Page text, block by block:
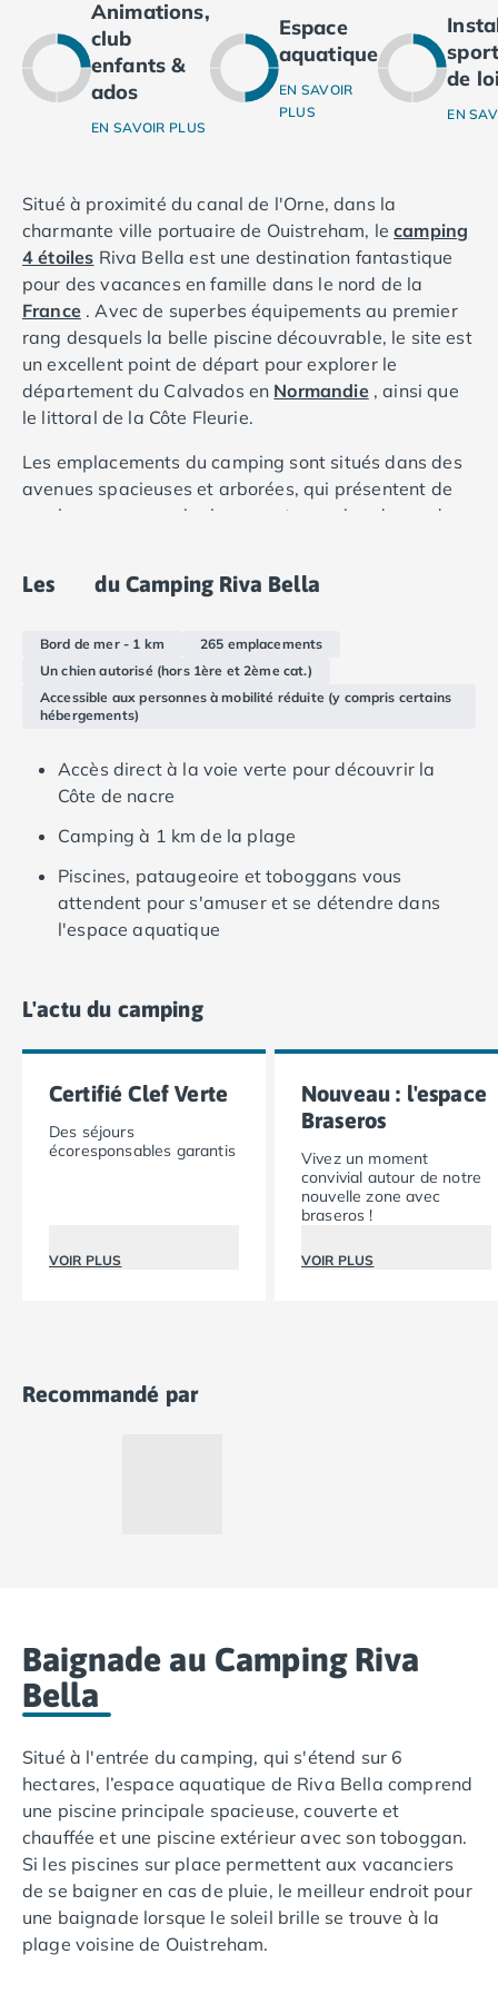
Camping Ardennes
Camping Corse
Camping Corse-du-Sud
Camping Bonifacio
Camping Porto Vecchio
Camping Saint-Florent
Camping Franche-Comté
Camping Doubs
Camping Jura
Camping Clairvaux-les-Lacs
Camping Haute-Normandie
Camping Eure
Camping Ile-de-France
Camping Essonne
Camping Val d'Oise
Camping Val-de-Marne
Camping Gruissan
Camping Narbonne-Plage
Camping Aigues-Mortes
Camping Grau-du-Roi
Camping Hérault
Camping Agde
Camping La Grande Motte
Camping Marseillan-Plage
Camping Montpellier
Camping Palavas-les-Flots
Camping Vias-Plage
Camping Argelès-sur-Mer
Camping Canet-en-Roussillon
Camping Le Barcarès
Camping Perpignan
Camping Lorraine
Camping Nant
Camping Boulogne-sur-Mer
Camping Le Portel
Camping Le Touquet
Camping Pays de la Loire
Camping Loire-Atlantique
Camping Guerande
Camping La Baule-Escoublac
Camping La Turballe
Camping Nantes
Camping Pornic
Camping Pornichet
Animations,
club
enfants &
ados
EN SAVOIR PLUS
Espace
aquatique
EN SAVOIR
PLUS
de
EN
Situé à proximité du canal de l'Orne, dans la
charmante ville portuaire de Ouistreham, lecamping
4 étoiles Riva Bella est une destination fantastique
pour des vacances en famille dans le nord de la
France. Avec de superbes équipements au premier
rang desquels la belle piscine découvrable, le site est
un excellent point de départ pour explorer le
département du Calvados en Normandie, ainsi que
le littoral de la Côte Fleurie.
Les emplacements du camping sont situés dans des
avenues spacieuses et arborées, qui présentent de
nombreuses zones herbeuses et une abondance de
séjour privé et paisible dans le confort de nos mobil-
d'équipements utiles.
Les du Camping Riva Bella
Bord de mer - 1 km
265 emplacements
Un chien autorisé (hors 1ère et 2ème cat.)
Accessible aux personnes à mobilité réduite (y compris certains
hébergements)
Accès direct à la voie verte pour découvrir la
Côte de nacre
Camping à 1 km de la plage
Piscines, pataugeoire et toboggans vous
attendent pour s'amuser et se détendre dans
l'espace aquatique
L'actu du camping
Certifié Clef Verte
Des séjours
écoresponsables garantis
VOIR PLUS
Nouveau : l'espace
Braseros
Vivez un moment
convivial autour de notre
nouvelle zone avec
braseros !
VOIR PLUS
Recommandé par
Baignade au Camping Riva
Bella
Situé à l'entrée du camping, qui s'étend sur 6
hectares, l’espace aquatique de Riva Bella comprend
une piscine principale spacieuse, couverte et
chauffée et une piscine extérieur avec son toboggan.
Si les piscines sur place permettent aux vacanciers
de se baigner en cas de pluie, le meilleur endroit pour
une baignade lorsque le soleil brille se trouve à la
plage voisine de Ouistreham.